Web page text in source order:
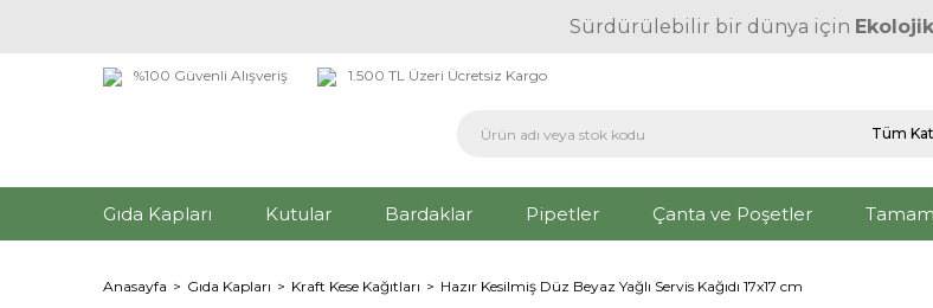
Sürdürülebilir bir dünya için
%100 Güvenli Alışveriş 1.500 TL Üzeri Ücretsiz Kargo
Gıda Kapları Kutular Bardaklar Pipetler Çanta ve Poşetler
Anasayfa Gıda Kapları Kraft Kese Kağıtları Hazır Kesilmiş Düz Beyaz Yağlı Servis Kağıdı 17x17 cm